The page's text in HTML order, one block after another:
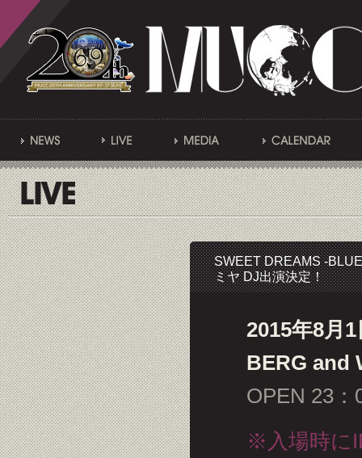
SWEET DREAMS -
ミヤ DJ出演決定！
2015年8月
BERG and
OPEN 23：
※入場時に